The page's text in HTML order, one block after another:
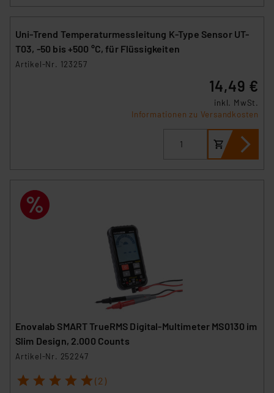
Uni-Trend Temperaturmessleitung K-Type Sensor UT-
T03, -50 bis +500 °C, für Flüssigkeiten
Artikel-Nr. 123257
14,49 €
inkl. MwSt.
Informationen zu Versandkosten
Enovalab SMART TrueRMS Digital-Multimeter MS0130 im
Slim Design, 2.000 Counts
Artikel-Nr. 252247
1 2 3 4 5 (2)